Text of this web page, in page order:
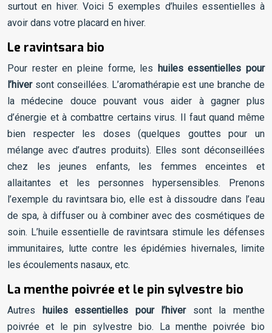
surtout en hiver. Voici 5 exemples d’huiles essentielles à
avoir dans votre placard en hiver.
Le ravintsara bio
Pour rester en pleine forme, les huiles essentielles pour
l’hiversont conseillées. L’aromathérapie est une branche de
la médecine douce pouvant vous aider à gagner plus
d’énergie et à combattre certains virus. Il faut quand même
bien respecter les doses (quelques gouttes pour un
mélange avec d’autres produits). Elles sont déconseillées
chez les jeunes enfants, les femmes enceintes et
allaitantes et les personnes hypersensibles. Prenons
l’exemple du ravintsara bio, elle est à dissoudre dans l’eau
de spa, à diffuser ou à combiner avec des cosmétiques de
soin. L’huile essentielle de ravintsara stimule les défenses
immunitaires, lutte contre les épidémies hivernales, limite
les écoulements nasaux, etc.
La menthe poivrée et le pin sylvestre bio
Autres huiles essentielles pour l’hiversont la menthe
poivrée et le pin sylvestre bio. La menthe poivrée bio